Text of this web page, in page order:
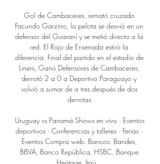
Gol de Cambaceres, remató cruzado
Facundo Garzino, la pelota se desvió en un
defensor del Guaraní y se metió directo a la
red. El Rojo de Ensenada estiró la
diferencia. Final del partido en el estadio de
Liners, Ganó Defensores de Cambaceres,
derrotó 2 a 0 a Deportivo Paraguayo y
volvió a sumar de a tres después de dos
derrotas.
Uruguay vs Panamá Shows en vivo · Eventos
deportivos · Conferencias y talleres · Ferias ·
Eventos Compra web. Bancos: Bandes,
BBVA, Banco República, HSBC, Banque